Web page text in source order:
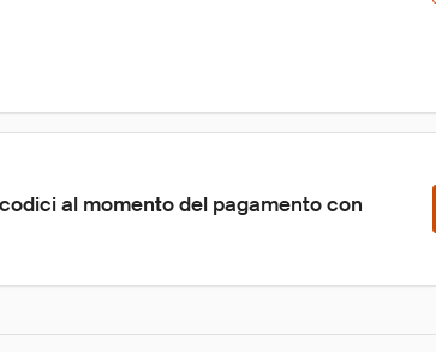
al momento del pagamento con